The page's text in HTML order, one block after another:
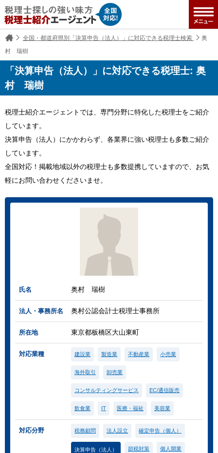
全国・都道府県別「決算申告（法人）」に対応できる税理士検索
奥
村 瑞樹
「決算申告（法人）」に対応できる税理士: 奥
村 瑞樹
税理士紹介エージェントでは、専門分野に特化した税理士をご紹介
しています。
決算申告（法人）にかかわらず、各業界に強い税理士も多数ご紹介
しています。
全国対応！掲載地域以外の税理士も多数提携していますので、お気
軽にお問い合わせくださいませ。
氏名 奥村 瑞樹
法人・事務所名 奥村公認会計士税理士事務所
所在地 東京都板橋区大山東町
対応業種 建設業 製造業 不動産業 小売業
海外取引 卸売業
コンサルティングサービス EC/通信販売
飲食業 IT 医療・福祉 美容業
対応分野 税務顧問 法人設立 確定申告（個人）
決算申告（法人） 節税対策 個人開業